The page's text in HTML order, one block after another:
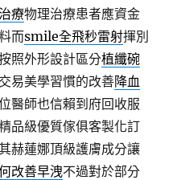
療物理治療患者應資金
而smile全飛秒雷射揮別
照外形設計區分植纖碗
易美學習慣的改善降血
醫師也信賴到府回收服
品級優質傢俱客製化訂
赫蓮娜頂級護膚成分讓
改善早洩不過對於部分